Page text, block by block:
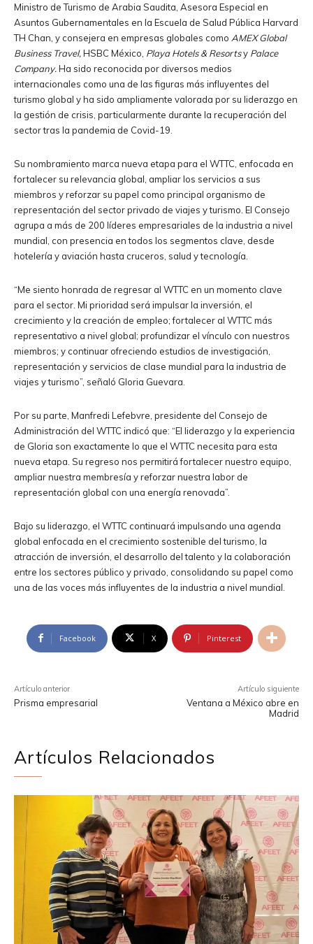
Ministro de Turismo de Arabia Saudita, Asesora Especial en
Asuntos Gubernamentales en la Escuela de Salud Pública Harvard
TH Chan, y consejera en empresas globales como AMEX Global
Business Travel,HSBC México, Playa Hotels & Resortsy Palace
Company.Ha sido reconocida por diversos medios
internacionales como una de las figuras más influyentes del
turismo global y ha sido ampliamente valorada por su liderazgo en
la gestión de crisis, particularmente durante la recuperación del
sector tras la pandemia de Covid-19.
Su nombramiento marca nueva etapa para el WTTC, enfocada en
fortalecer su relevancia global, ampliar los servicios a sus
miembros y reforzar su papel como principal organismo de
representación del sector privado de viajes y turismo. El Consejo
agrupa a más de 200 líderes empresariales de la industria a nivel
mundial, con presencia en todos los segmentos clave, desde
hotelería y aviación hasta cruceros, salud y tecnología.
“Me siento honrada de regresar al WTTC en un momento clave
para el sector. Mi prioridad será impulsar la inversión, el
crecimiento y la creación de empleo; fortalecer al WTTC más
representativo a nivel global; profundizar el vínculo con nuestros
miembros; y continuar ofreciendo estudios de investigación,
representación y servicios de clase mundial para la industria de
viajes y turismo”, señaló Gloria Guevara.
Por su parte, Manfredi Lefebvre, presidente del Consejo de
Administración del WTTC indicó que: “El liderazgo y la experiencia
de Gloria son exactamente lo que el WTTC necesita para esta
nueva etapa. Su regreso nos permitirá fortalecer nuestro equipo,
ampliar nuestra membresía y reforzar nuestra labor de
representación global con una energía renovada”.
Bajo su liderazgo, el WTTC continuará impulsando una agenda
global enfocada en el crecimiento sostenible del turismo, la
atracción de inversión, el desarrollo del talento y la colaboración
entre los sectores público y privado, consolidando su papel como
una de las voces más influyentes de la industria a nivel mundial.
Facebook X Pinterest
Artículo anterior
Prisma empresarial
Artículo siguiente
Ventana a México abre en
Madrid
Artículos Relacionados